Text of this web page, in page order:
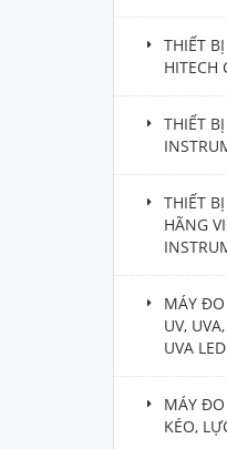
THIẾT
HITECH
THIẾT
THIẾT
HÃNG
MÁY
UV,
UVA LED
MÁY
KÉO,